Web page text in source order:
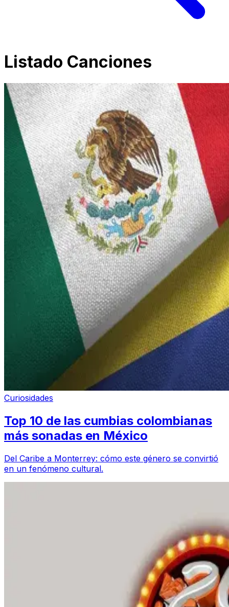
Listado Canciones
Curiosidades
Top 10 de las cumbias colombianas
más sonadas en México
Del Caribe a Monterrey: cómo este género se convirtió
en un fenómeno cultural.